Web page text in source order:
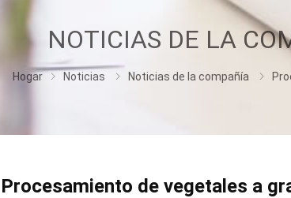
NOTICIAS DE LA
Hogar Noticias Noticias de la compañía
Procesamiento de vegetales a